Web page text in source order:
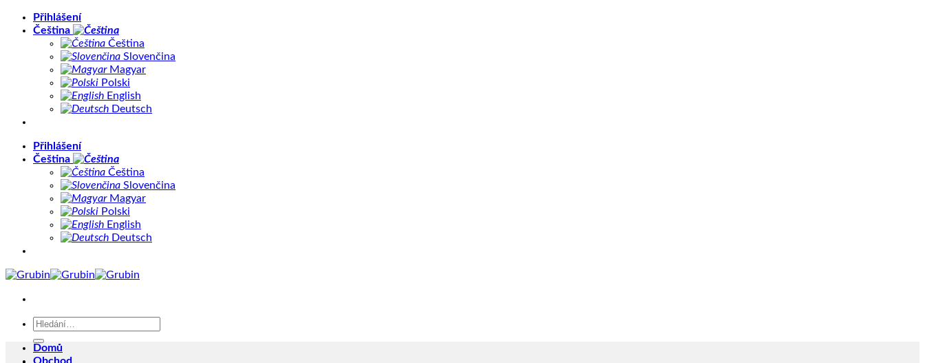
PřeskočitPřihlášení
Čeština
Čeština
Slovenčina
Magyar
Polski
English
Deutsch
Přihlášení
Čeština
Čeština
Slovenčina
Magyar
Polski
English
Deutsch
Hledat:
Domů